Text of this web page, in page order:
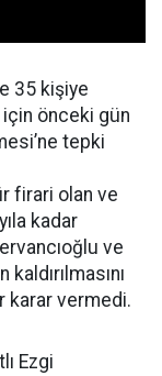
35 kişiye
için önceki gün
tepki
firari olan ve
kadar
ve
karar vermedi.
Ezgi